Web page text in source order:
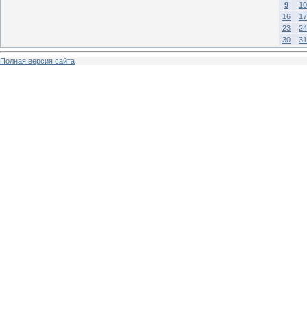
9
10
16
17
23
24
30
31
Полная версия сайта